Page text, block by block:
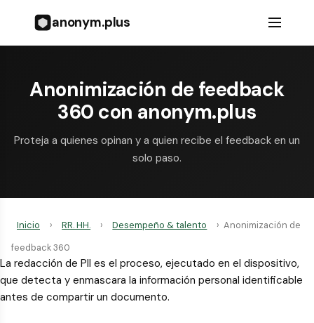
anonym.plus
Anonimización de feedback
360 con anonym.plus
Proteja a quienes opinan y a quien recibe el feedback en un
solo paso.
Inicio › RR. HH. › Desempeño & talento › Anonimización de
feedback 360
La redacción de PII es el proceso, ejecutado en el dispositivo,
que detecta y enmascara la información personal identificable
antes de compartir un documento.